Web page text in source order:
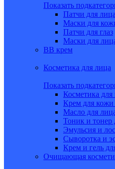
Показать
Патчи для лица
Маски для
Патчи для глаз
Маски для
BB крем
Косметика для лица
Показать
Косметика для
Крем для кожи
Масло для
Тоник и тонер
Эмульсия и
Сыворотка и
Крем и гель
Очищающая